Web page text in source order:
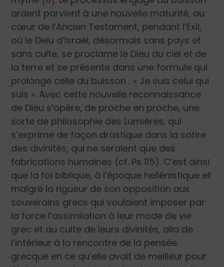
ardent parvient à une nouvelle maturité, au
cœur de l’Ancien Testament, pendant l’Exil,
où le Dieu d’Israël, désormais sans pays et
sans culte, se proclame le Dieu du ciel et de
la terre et se présente dans une formule qui
prolonge celle du buisson : « Je suis celui qui
suis ». Avec cette nouvelle reconnaissance
de Dieu s’opère, de proche en proche, une
sorte de philosophie des Lumières, qui
s’exprime de façon drastique dans la satire
des divinités, qui ne seraient que des
fabrications humaines (cf. Ps 115). C’est ainsi
que la foi biblique, à l’époque hellénistique et
malgré la rigueur de son opposition aux
souverains grecs qui voulaient imposer par
la force l’assimilation à leur mode de vie
grec et au culte de leurs divinités, alla de
l’intérieur à la rencontre de la pensée
grecque en ce qu’elle avait de meilleur pour